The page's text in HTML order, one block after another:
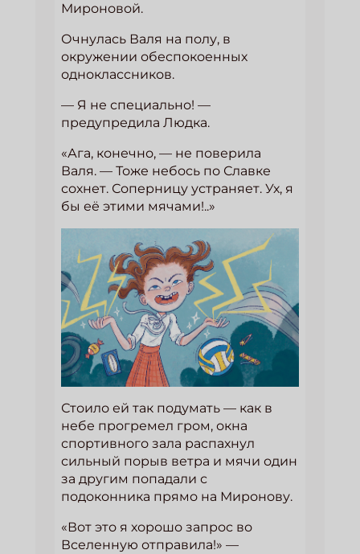
Мироновой.
Очнулась Валя на полу, в
окружении обеспокоенных
одноклассников.
— Я не специально! —
предупредила Людка.
«Ага, конечно, — не поверила
Валя. — Тоже небось по Славке
сохнет. Соперницу устраняет. Ух, я
бы её этими мячами!..»
Стоило ей так подумать — как в
небе прогремел гром, окна
спортивного зала распахнул
сильный порыв ветра и мячи один
за другим попадали с
подоконника прямо на Миронову.
«Вот это я хорошо запрос во
Вселенную отправила!» —